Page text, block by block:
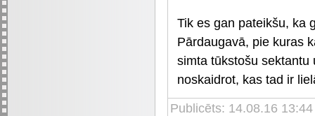
Tik es gan pateikšu, ka
Pārdaugavā, pie kuras
simta tūkstošu sektantu
noskaidrot, kas tad ir
Publicēts: 14.08.16